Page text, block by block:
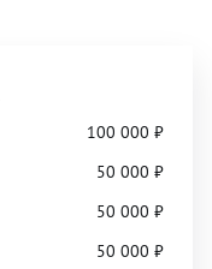
100 000 ₽
50 000 ₽
50 000 ₽
50 000 ₽